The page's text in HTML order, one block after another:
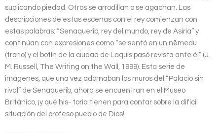
suplicando piedad. Otros se arrodillan o se agachan. Las
descripciones de estas escenas con el rey comienzan con
estas palabras: “Senaquerib, rey del mundo, rey de Asiria” y
continúan con expresiones como “se sentó en un nēmedu
(trono) y el botín de la ciudad de Laquis pasó revista ante él” (J.
M. Russell, The Writing on the Wall, 1999). Esta serie de
imágenes, que una vez adornaban los muros del “Palacio sin
rival” de Senaquerib, ahora se encuentran en el Museo
Británico, ¡y qué his- toria tienen para contar sobre la difícil
situación del profeso pueblo de Dios!